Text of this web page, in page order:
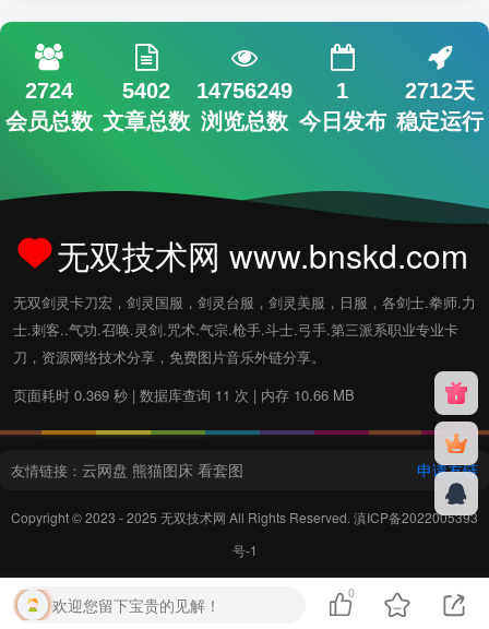
欢迎您留下宝贵的见解！
0
2724
会员总数
5402
文章总数
14756249
浏览总数
1
今日发布
2712天
稳定运行
无双技术网 www.bnskd.com
无双剑灵卡刀宏，剑灵国服，剑灵台服，剑灵美服，日服，各剑士.拳师.力
士.刺客..气功.召唤.灵剑.咒术.气宗.枪手.斗士.弓手.第三派系职业专业卡
刀，资源网络技术分享，免费图片音乐外链分享。
页面耗时 0.369 秒 | 数据库查询 11 次 | 内存 10.66 MB
友情链接： 云网盘 熊猫图床 看套图 申请友链
Copyright © 2023 - 2025 无双技术网 All Rights Reserved. 滇ICP备2022005393
号-1